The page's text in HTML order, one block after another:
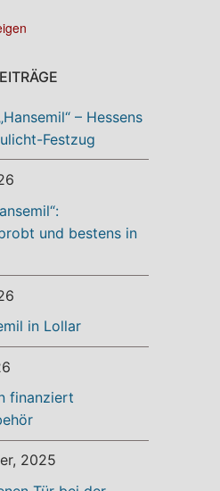
– Hessens
Festzug
und bestens in
in Lollar
finanziert
2025